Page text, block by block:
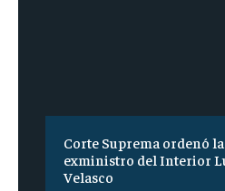
Corte Suprema ordenó
exministro del Interior
Velasco